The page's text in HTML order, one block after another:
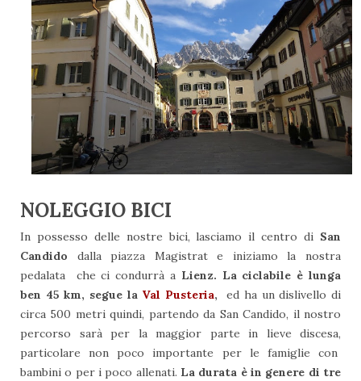
NOLEGGIO BICI
In possesso delle nostre bici, lasciamo il centro di San
Candido dalla piazza Magistrat e iniziamo la nostra
pedalata che ci condurrà a Lienz. La ciclabile è lunga
ben 45 km, segue la Val Pusteria,
ed ha un dislivello di
circa 500 metri quindi, partendo da San Candido, il nostro
percorso sarà per la maggior parte in lieve discesa,
particolare non poco importante per le famiglie con
bambini o per i poco allenati. La durata è in genere di tre